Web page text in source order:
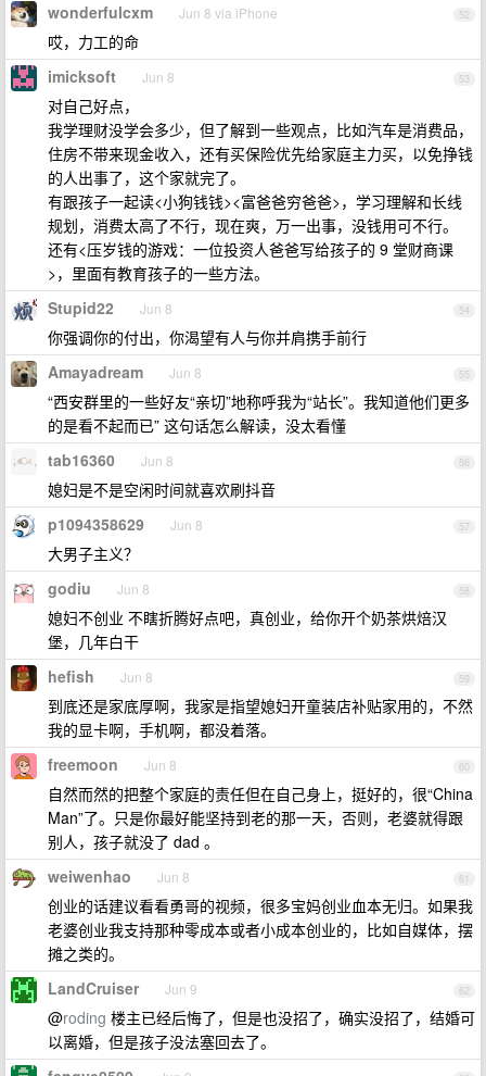
52
wonderfulcxm Jun 8 via iPhone
哎，力工的命
53
imicksoft Jun 8
对自己好点，
我学理财没学会多少，但了解到一些观点，比如汽车是消费品，
住房不带来现金收入，还有买保险优先给家庭主力买，以免挣钱
的人出事了，这个家就完了。
有跟孩子一起读<小狗钱钱><富爸爸穷爸爸>，学习理解和长线
规划，消费太高了不行，现在爽，万一出事，没钱用可不行。
还有<压岁钱的游戏：一位投资人爸爸写给孩子的 9 堂财商课
>，里面有教育孩子的一些方法。
54
Stupid22 Jun 8
你强调你的付出，你渴望有人与你并肩携手前行
55
Amayadream Jun 8
“西安群里的一些好友“亲切”地称呼我为“站长”。我知道他们更多
的是看不起而已” 这句话怎么解读，没太看懂
56
tab16360 Jun 8
媳妇是不是空闲时间就喜欢刷抖音
57
p1094358629 Jun 8
大男子主义？
58
godiu Jun 8
媳妇不创业 不瞎折腾好点吧，真创业，给你开个奶茶烘焙汉
堡，几年白干
59
hefish Jun 8
到底还是家底厚啊，我家是指望媳妇开童装店补贴家用的，不然
我的显卡啊，手机啊，都没着落。
60
freemoon Jun 8
自然而然的把整个家庭的责任但在自己身上，挺好的，很“China
Man”了。只是你最好能坚持到老的那一天，否则，老婆就得跟
别人，孩子就没了 dad 。
61
weiwenhao Jun 8
创业的话建议看看勇哥的视频，很多宝妈创业血本无归。如果我
老婆创业我支持那种零成本或者小成本创业的，比如自媒体，摆
摊之类的。
62
LandCruiser Jun 9
@roding 楼主已经后悔了，但是也没招了，确实没招了，结婚可
以离婚，但是孩子没法塞回去了。